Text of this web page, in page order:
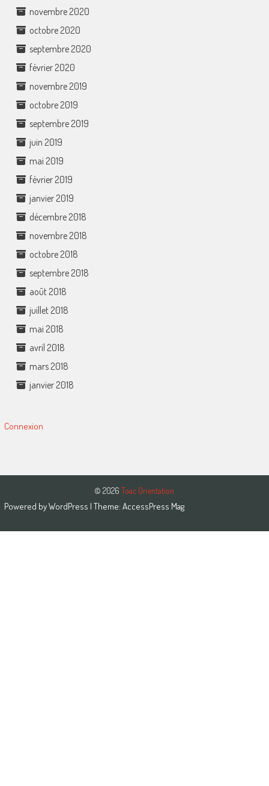
novembre 2020
octobre 2020
septembre 2020
février 2020
novembre 2019
octobre 2019
septembre 2019
juin 2019
mai 2019
février 2019
janvier 2019
décembre 2018
novembre 2018
octobre 2018
septembre 2018
août 2018
juillet 2018
mai 2018
avril 2018
mars 2018
janvier 2018
Connexion
© 2026 Toac Orientation
Powered byWordPress | Theme: AccessPress Mag